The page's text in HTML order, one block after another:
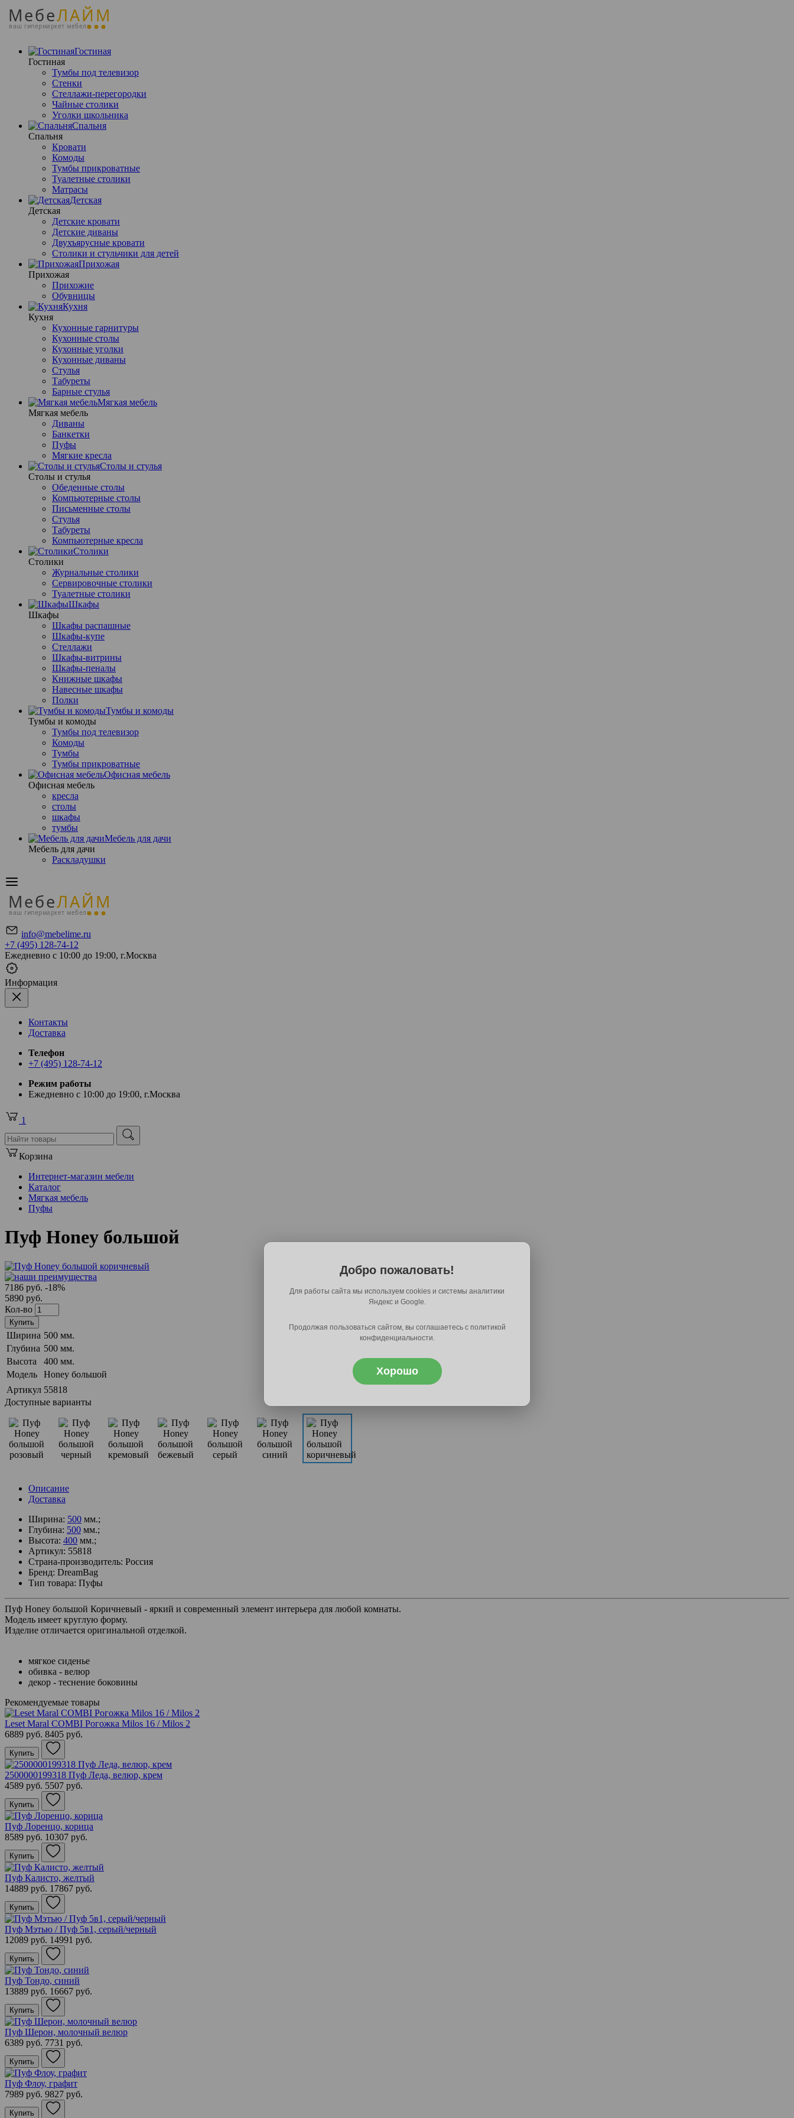
МебеЛАЙМ
ваш гипермаркет мебели
Гостиная
Гостиная
Тумбы под телевизор
Стенки
Стеллажи-перегородки
Чайные столики
Уголки школьника
Спальня
Спальня
Кровати
Комоды
Тумбы прикроватные
Туалетные столики
Матрасы
Детская
Детская
Детские кровати
Детские диваны
Двухъярусные кровати
Столики и стульчики для детей
Прихожая
Прихожая
Прихожие
Обувницы
Кухня
Кухня
Кухонные гарнитуры
Кухонные столы
Кухонные уголки
Кухонные диваны
Стулья
Табуреты
Барные стулья
Мягкая мебель
Мягкая мебель
Диваны
Банкетки
Пуфы
Мягкие кресла
Столы и стулья
Столы и стулья
Обеденные столы
Компьютерные столы
Письменные столы
Стулья
Табуреты
Компьютерные кресла
Столики
Столики
Журнальные столики
Сервировочные столики
Туалетные столики
Шкафы
Шкафы
Шкафы распашные
Шкафы-купе
Стеллажи
Шкафы-витрины
Шкафы-пеналы
Книжные шкафы
Навесные шкафы
Полки
Тумбы и комоды
Тумбы и комоды
Тумбы под телевизор
Комоды
Тумбы
Тумбы прикроватные
Офисная мебель
Офисная мебель
кресла
столы
шкафы
тумбы
Мебель для дачи
Мебель для дачи
Раскладушки
МебеЛАЙМ
ваш гипермаркет мебели
info@mebelime.ru
+7 (495) 128-74-12
Ежедневно с 10:00 до 19:00, г.Москва
Информация
Контакты
Доставка
Телефон
+7 (495) 128-74-12
Режим работы
Ежедневно с 10:00 до 19:00, г.Москва
1
Корзина
Интернет-магазин мебели
Каталог
Мягкая мебель
Пуфы
Пуф Honey большой
7186 руб. -18%
5890 руб.
Кол-во
Купить
Ширина 500 мм.
Глубина 500 мм.
Высота
400 мм.
Модель
Honey большой
Артикул 55818
Доступные варианты
Описание
Доставка
Ширина: 500 мм.;
Глубина: 500 мм.;
Высота: 400 мм.;
Артикул: 55818
Страна-производитель: Россия
Бренд: DreamBag
Тип товара: Пуфы
Пуф Honey большой Коричневый - яркий и современный элемент интерьера для любой комнаты.
Модель имеет круглую форму.
Изделие отличается оригинальной отделкой.
мягкое сиденье
обивка - велюр
декор - теснение боковины
Рекомендуемые товары
Leset Maral COMBI Рогожка Milos 16 / Milos 2
6889 руб. 8405 руб.
Купить
2500000199318 Пуф Леда, велюр, крем
4589 руб. 5507 руб.
Купить
Пуф Лоренцо, корица
8589 руб. 10307 руб.
Купить
Пуф Калисто, желтый
14889 руб. 17867 руб.
Купить
Пуф Мэтью / Пуф 5в1, серый/черный
12089 руб. 14991 руб.
Купить
Пуф Тондо, синий
13889 руб. 16667 руб.
Купить
Пуф Шерон, молочный велюр
6389 руб. 7731 руб.
Купить
Пуф Флоу, графит
7989 руб. 9827 руб.
Купить
Добро пожаловать!
Для работы сайта мы используем cookies и системы аналитики
Яндекс и Google.
Продолжая пользоваться сайтом, вы соглашаетесь с политикой
конфиденциальности.
Хорошо